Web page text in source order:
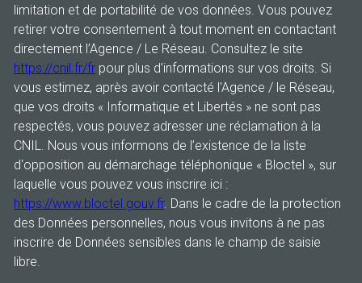
limitation et de portabilité de vos données. Vous pouvez
retirer votre consentement à tout moment en contactant
directement l’Agence / Le Réseau. Consultez le site
https://cnil.fr/fr pour plus d’informations sur vos droits. Si
vous estimez, après avoir contacté l'Agence / le Réseau,
que vos droits « Informatique et Libertés » ne sont pas
respectés, vous pouvez adresser une réclamation à la
CNIL. Nous vous informons de l’existence de la liste
d'opposition au démarchage téléphonique « Bloctel », sur
laquelle vous pouvez vous inscrire ici :
https://www.bloctel.gouv.fr. Dans le cadre de la protection
des Données personnelles, nous vous invitons à ne pas
inscrire de Données sensibles dans le champ de saisie
libre.